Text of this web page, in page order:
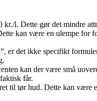
kr./l. Dette gør det mindre
kan være en ulempe
er det ikke specifikt
kan der være små
får.
til tør hud. Dette kan være